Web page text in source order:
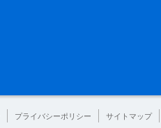
プライバシーポリシー サイトマップ